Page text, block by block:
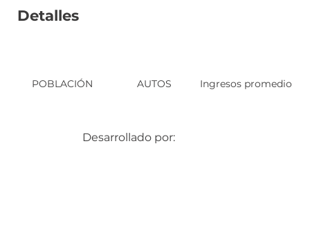
Ingresos promedio
AUTOS
POBLACIÓN
Detalles
Desarrollado por: